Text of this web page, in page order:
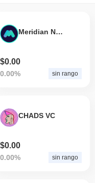
Meridian Network
$0.00
0.00% sin rango
CHADS VC
$0.00
0.00% sin rango